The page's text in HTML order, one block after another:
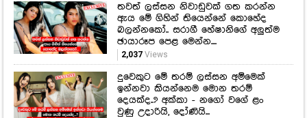
තවත් ලස්සන නිවාඩුවක් ගත කරන්න
ඇය මේ ගිහින් තියෙන්නේ කොහේද
බලන්නකෝ.. සරාගී හේෂානිගේ අලුත්ම
ඡායාරූප පෙළ මෙන්න....
2,037Views
දුවෙකුට මේ තරම් ලස්සන අම්මෙක්
ඉන්නවා කියන්නෙම මොන තරම්
දෙයක්ද..? අක්කා - නගෝ වගේ ළං
වුණු උදාරියි, දෝණියි...